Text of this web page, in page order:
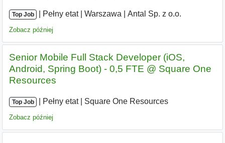
Top Job Pełny etat| Warszawa Antal Sp. z o.o.
Zobacz później
Senior Mobile Full Stack Developer (iOS,
Android, Spring Boot) - 0,5 FTE @ Square One
Resources
Top Job Pełny etat| Square One Resources
Zobacz później